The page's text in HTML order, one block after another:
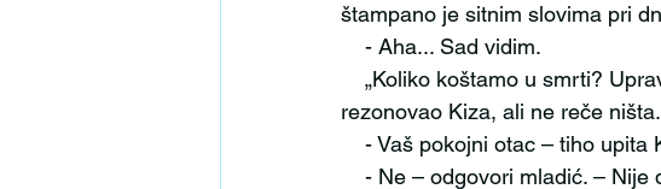
štampano je sitnim slovima pri
    - Aha... Sad vidim.
rezonovao Kiza, ali ne reče ništa.
- Vaš pokojni otac – tiho